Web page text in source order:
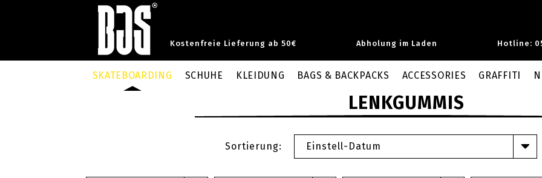
Kostenfreie Lieferung ab 50€ Abholung im Laden Hotline:
SKATEBOARDING SCHUHE KLEIDUNG BAGS & BACKPACKS ACCESSORIES GRAFFITI
LENKGUMMIS
Sortierung: Einstell-Datum